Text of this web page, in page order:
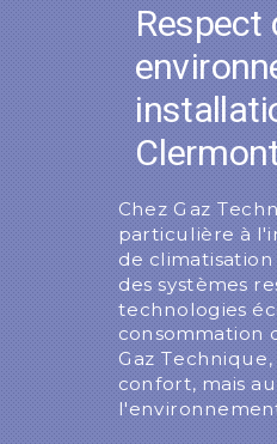
Respect
Chez Gaz
particulière à
de
des systèmes
technologies
consommation
Gaz
confort, mais